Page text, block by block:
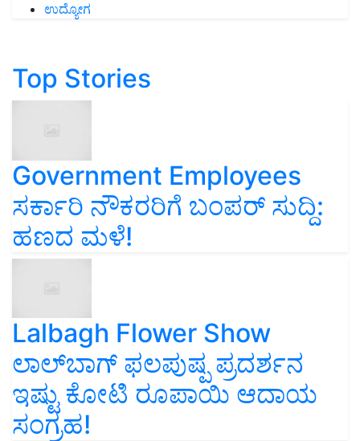
ಉದ್ಯೋಗ
Top Stories
Government Employees
ಸರ್ಕಾರಿ ನೌಕರರಿಗೆ ಬಂಪರ್‌ ಸುದ್ದಿ:
ಹಣದ ಮಳೆ!
Lalbagh Flower Show
ಲಾಲ್‌ಬಾಗ್ ಫಲಪುಷ್ಪ ಪ್ರದರ್ಶನ
ಇಷ್ಟು ಕೋಟಿ ರೂಪಾಯಿ ಆದಾಯ
ಸಂಗ್ರಹ!